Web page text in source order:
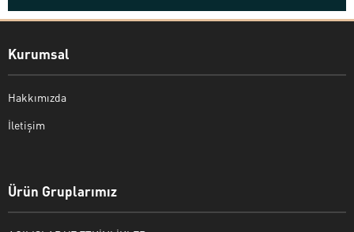
Kurumsal
Hakkımızda
İletişim
Ürün Gruplarımız